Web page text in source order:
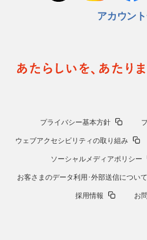
アカウン
プライバシー基本方針
ウェブアクセシビリティの取り組み
ソーシャルメディアポリシー
お客さまのデータ利用･外部送信について
採用情報 お